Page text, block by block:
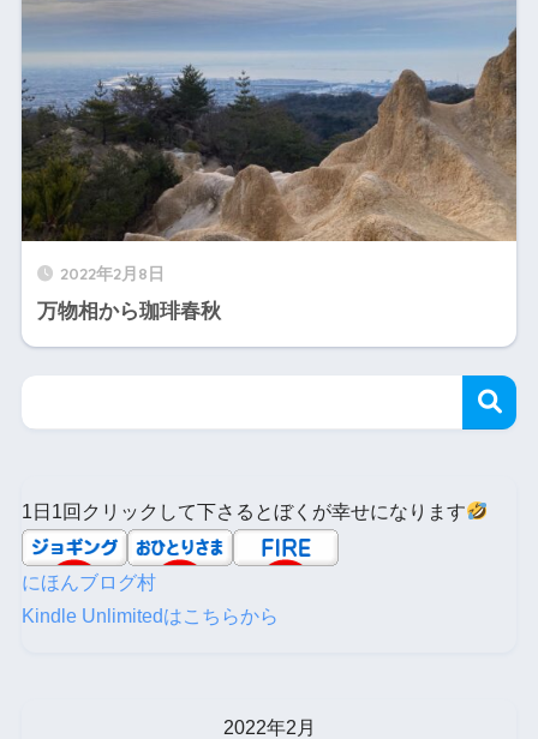
2022年2月8日
万物相から珈琲春秋
1日1回クリックして下さるとぼくが幸せになります
にほんブログ村
Kindle Unlimitedはこちらから
2022年2月